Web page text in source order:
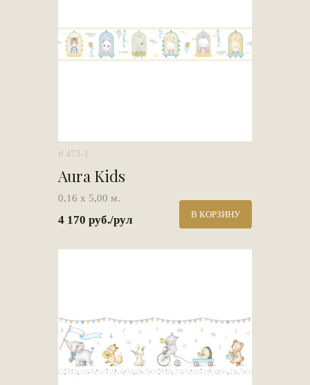
# 473-1
Aura Kids
0,16 х 5,00 м.
4 170 руб./рул В КОРЗИНУ